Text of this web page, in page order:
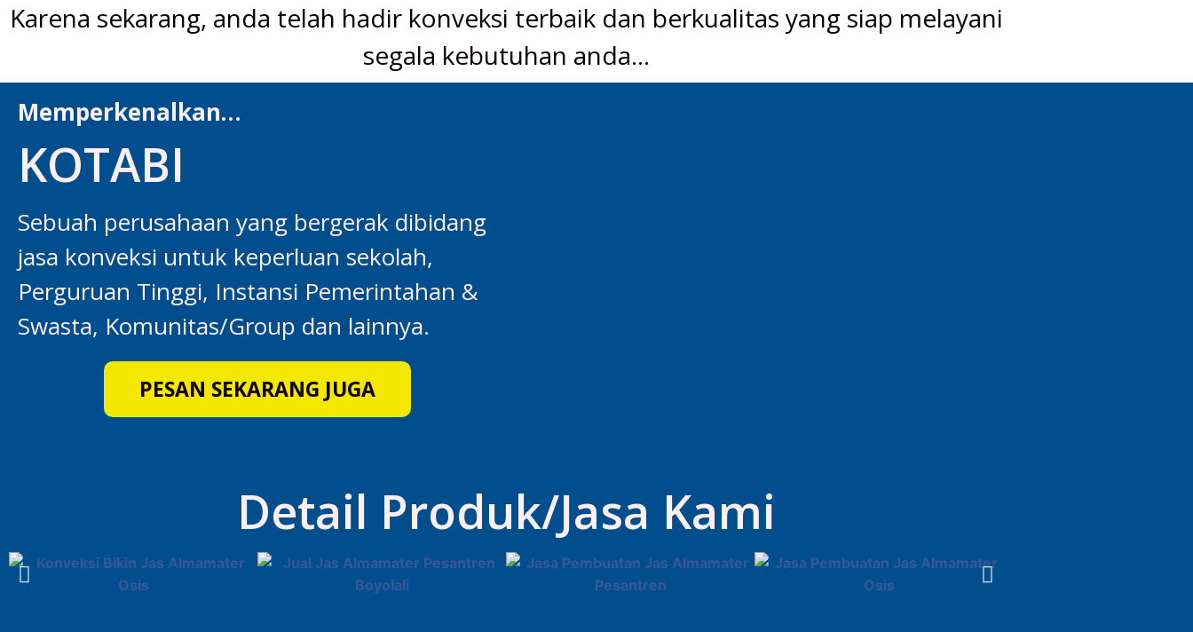
Karena sekarang, anda telah hadir konveksi terbaik dan berkualitas yang siap melayani
segala kebutuhan anda...
Memperkenalkan…
KOTABI
Sebuah perusahaan yang bergerak dibidang
jasa konveksi untuk keperluan sekolah,
Perguruan Tinggi, Instansi Pemerintahan &
Swasta, Komunitas/Group dan lainnya.
PESAN SEKARANG JUGA
Detail Produk/Jasa Kami